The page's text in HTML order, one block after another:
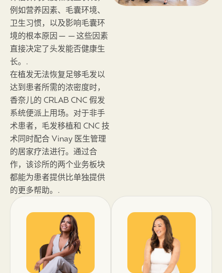
例如营养因素、毛囊环境、
卫生习惯，以及影响毛囊环
境的根本原因——这些因素
直接决定了头发能否健康生
长。.
在植发无法恢复足够毛发以
达到患者所需的浓密度时，
香奈儿的 CRLAB CNC 假发
系统便派上用场。对于非手
术患者，毛发移植和 CNC 技
术同时配合 Vinay 医生管理
的居家疗法进行。通过合
作，该诊所的两个业务板块
都能为患者提供比单独提供
的更多帮助。.